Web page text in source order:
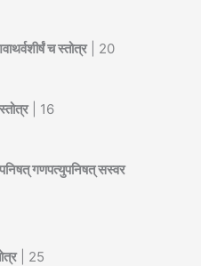
च स्तोत्र| 20
| 16
गणपत्युपनिषत् सस्वर
| 25